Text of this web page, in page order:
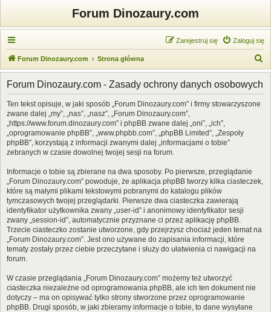
Forum Dinozaury.com
Zaloguj się
Zarejestruj się
Forum Dinozaury.com Strona główna
z
Forum Dinozaury.com - Zasady ochrony danych osobowych
Ten tekst opisuje, w jaki sposób „Forum Dinozaury.com” i firmy stowarzyszone
zwane dalej „my”, „nas”, „nasz”, „Forum Dinozaury.com”,
„https://www.forum.dinozaury.com” i phpBB zwane dalej „oni”, „ich”,
„oprogramowanie phpBB”, „www.phpbb.com”, „phpBB Limited”, „Zespoły
phpBB”, korzystają z informacji zwanymi dalej „informacjami o tobie”
zebranych w czasie dowolnej twojej sesji na forum.
Informacje o tobie są zbierane na dwa sposoby. Po pierwsze, przeglądanie
„Forum Dinozaury.com” powoduje, że aplikacja phpBB tworzy kilka ciasteczek,
które są małymi plikami tekstowymi pobranymi do katalogu plików
tymczasowych twojej przeglądarki. Pierwsze dwa ciasteczka zawierają
identyfikator użytkownika zwany „user-id” i anonimowy identyfikator sesji
zwany „session-id”, automatycznie przyznane ci przez aplikację phpBB.
Trzecie ciasteczko zostanie utworzone, gdy przejrzysz chociaż jeden temat na
„Forum Dinozaury.com”. Jest ono używane do zapisania informacji, które
tematy zostały przez ciebie przeczytane i służy do ułatwienia ci nawigacji na
forum.
W czasie przeglądania „Forum Dinozaury.com” możemy też utworzyć
ciasteczka niezależne od oprogramowania phpBB, ale ich ten dokument nie
dotyczy – ma on opisywać tylko strony stworzone przez oprogramowanie
phpBB. Drugi sposób, w jaki zbieramy informacje o tobie, to dane wysyłane